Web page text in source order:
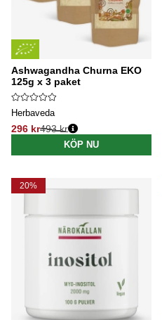
Ashwagandha Churna EKO
125g x 3 paket
Herbaveda
296 kr
Ordinarie pris:
493 kr
KÖP NU
20%